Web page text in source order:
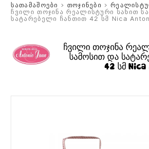
სათამაშოები > თოჯინები >
ჩვილი თოჯინა რეალისტური სახით
სატარებელი ჩანთით 42 სმ Nica
ჩვილი თოჯინა
სამოსით და
42 სმ